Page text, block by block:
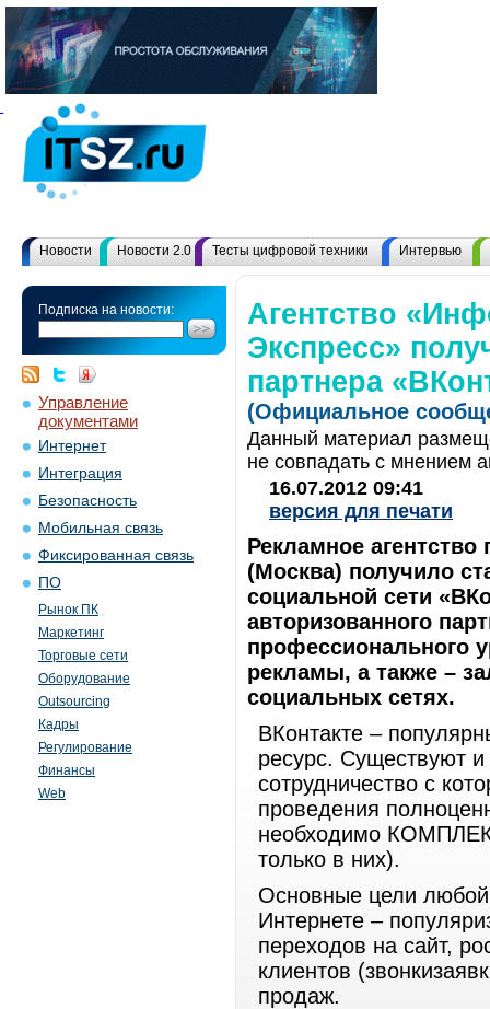
Новости Новости 2.0 Тесты цифровой техники Интервью
Подписка на новости:
Управление
документами
Интернет
Интеграция
Безопасность
Мобильная связь
Фиксированная связь
ПО
Рынок ПК
Маркетинг
Торговые сети
Оборудование
Outsourcing
Кадры
Регулирование
Финансы
Web
Агентство
Экспресс»
партнера
(Официальное
Данный материал
не совпадать с мнением
16.07.2012 09:41
версия для печати
Рекламное
(Москва) получило
социальной сети
авторизованного
профессионального
рекламы, а также –
социальных сетях.
ВКонтакте –
ресурс. Существуют
сотрудничество с
проведения
необходимо
только в них).
Основные цели
Интернете –
переходов на сайт,
клиентов
продаж.